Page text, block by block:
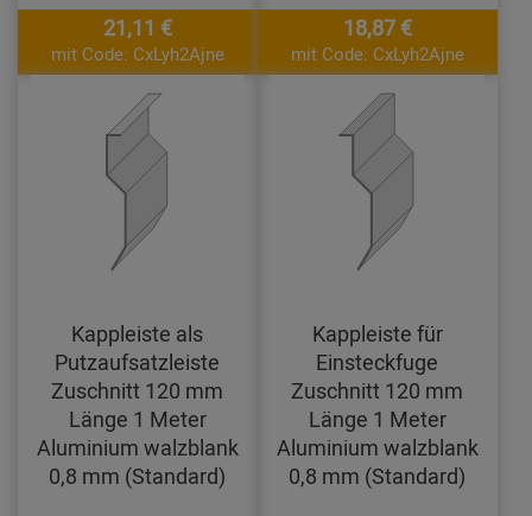
21,11 €
mit Code: CxLyh2Ajne
18,87 €
mit Code: CxLyh2Ajne
Kappleiste als
Putzaufsatzleiste
Zuschnitt 120 mm
Länge 1 Meter
Aluminium walzblank
0,8 mm (Standard)
Kappleiste für
Einsteckfuge
Zuschnitt 120 mm
Länge 1 Meter
Aluminium walzblank
0,8 mm (Standard)